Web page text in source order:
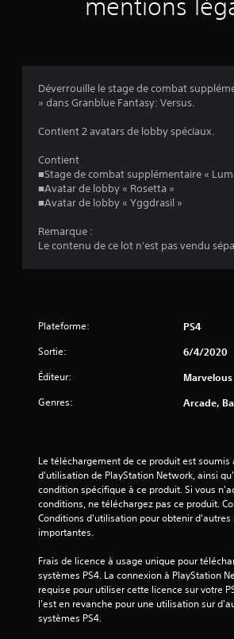
mentions
Déverrouille le stage de combat
» dans Granblue Fantasy: Versus.
Contient 2 avatars de lobby spéciaux.
Contient
■Stage de combat supplémentaire «
■Avatar de lobby « Rosetta »
■Avatar de lobby « Yggdrasil »
Remarque :
Le contenu de ce lot n'est pas vendu
Plateforme: PS4
Sortie: 6/4/2020
Éditeur:
Genres: Arcade,
Le téléchargement de ce produit est soumis
d'utilisation de PlayStation Network, ainsi
condition spécifique à ce produit. Si vous
conditions, ne téléchargez pas ce produit.
Conditions d'utilisation pour obtenir
importantes.
Frais de licence à usage unique pour
systèmes PS4. La connexion à PlayStation
requise pour utiliser cette licence sur votre
l'est en revanche pour une utilisation sur
systèmes PS4.